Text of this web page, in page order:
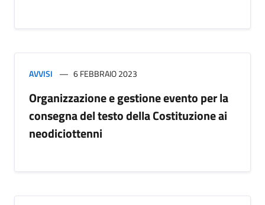
AVVISI 6 FEBBRAIO 2023
Organizzazione e gestione evento per la
consegna del testo della Costituzione ai
neodiciottenni